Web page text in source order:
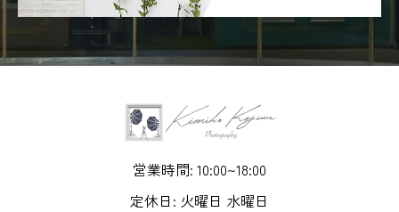
営業時間: 10:00~18:00
定休日: 火曜日 水曜日